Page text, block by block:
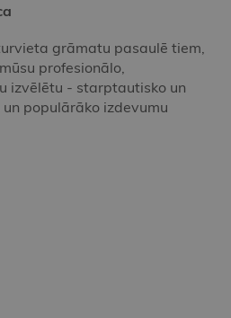
grāmatu pasaulē tiem,
profesionālo,
izvēlētu - starptautisko un
populārāko izdevumu